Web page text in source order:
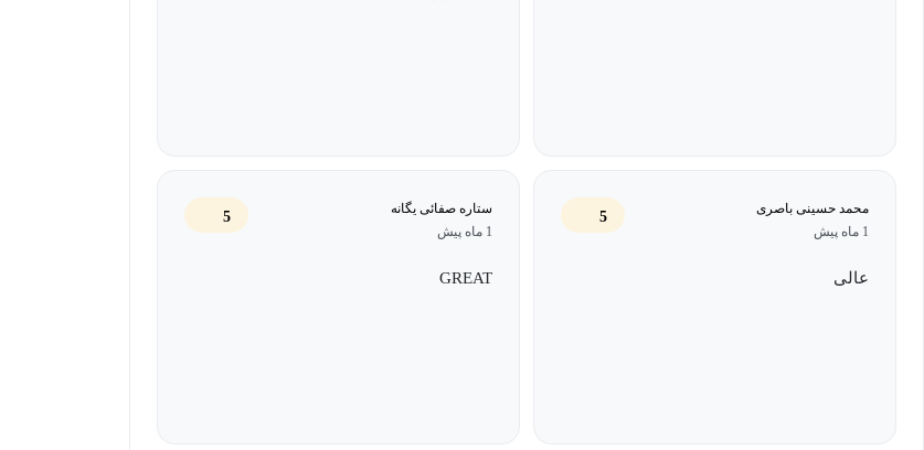
محمد حسینی باصری
1 ماه پیش
5
عالی
ستاره صفائی یگانه
1 ماه پیش
5
GREAT